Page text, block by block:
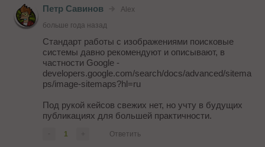
Петр Савинов
Alex
больше года назад
Стандарт работы с изображениями поисковые
системы давно рекомендуют и описывают, в
частности Google -
developers.google.com/search/docs/advanced/sitema
ps/image-sitemaps?hl=ru
Под рукой кейсов свежих нет, но учту в будущих
публикациях для большей практичности.
1 Ответить